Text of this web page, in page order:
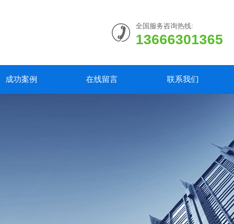
全国服务咨询热线:
13666301365
成功案例 在线留言 联系我们